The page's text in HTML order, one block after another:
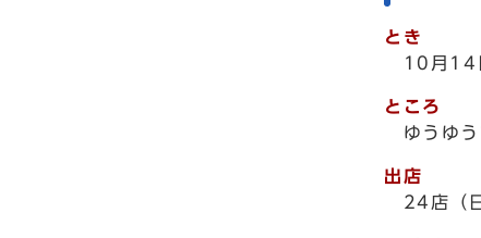
とき
10月14
ところ
ゆうゆ
出店
24店（